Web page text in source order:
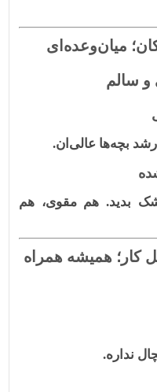
میان‌وعده‌ای
سالم
بچه‌ها عالی‌ان.
بدید. هم مقوی، هم
کار؛ همیشه همراه
نداره.